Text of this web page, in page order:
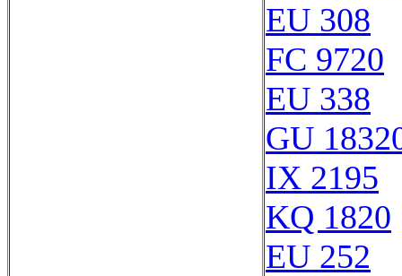
EU 308
FC 9720
EU 338
GU
IX 2195
KQ 1820
EU 252